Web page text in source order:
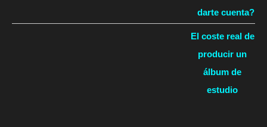
darte cuenta?
El coste real de
producir un
álbum de
estudio